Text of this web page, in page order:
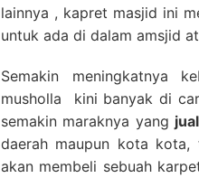
lainnya , kapret masjid ini
untuk ada di dalam amsjid
Semakin meningkatnya
musholla kini banyak di
semakin maraknya yang
daerah maupun kota
akan membeli sebuah